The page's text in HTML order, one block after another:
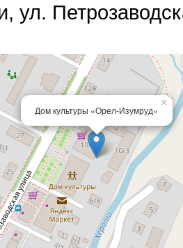
ул.
Дом культуры «Орел-Изумруд»
×